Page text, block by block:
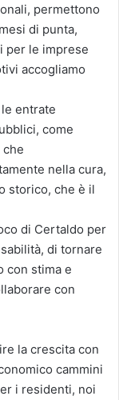
permettono
di punta,
per le imprese
accogliamo
entrate
come
nella cura,
storico, che è il
di Certaldo per
di tornare
con stima e
con
la crescita con
cammini
i residenti, noi